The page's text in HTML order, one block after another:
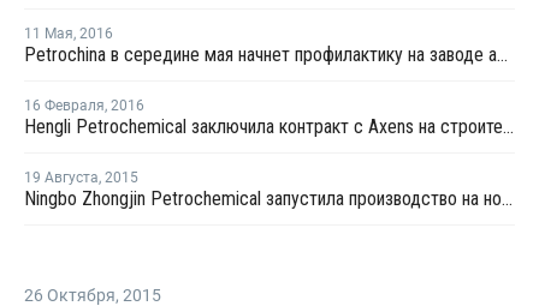
11 Мая, 2016
Petrochina в середине мая начнет профилактику на заводе ароматических веществ в Китае
16 Февраля, 2016
Hengli Petrochemical заключила контракт с Axens на строительство завода параксилола
19 Августа, 2015
Ningbo Zhongjin Petrochemical запустила производство на новом заводе параксилола в Китае
26 Октября, 2015